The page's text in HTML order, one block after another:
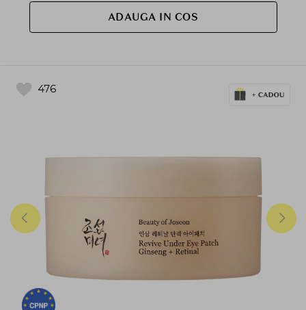
ADAUGA IN COS
476